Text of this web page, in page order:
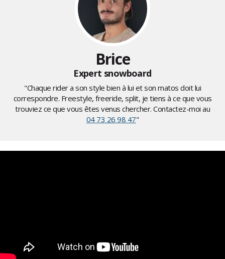
Brice
Expert snowboard
"Chaque rider a son style bien à lui et son matos doit lui
correspondre. Freestyle, freeride, split, je tiens à ce que vous
trouviez ce que vous êtes venus chercher. Contactez-moi au
04 73 26 98 47"